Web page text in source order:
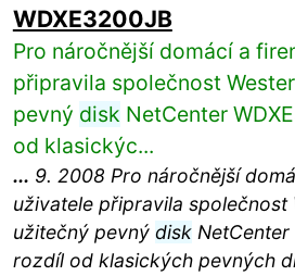
WDXE3200JB
Pro náročnější domácí a
připravila společnost
pevný disk NetCenter
od klasickýc...
... 9. 2008 Pro náročnější
uživatele připravila společnost
užitečný pevný diskNetCenter
rozdíl od klasických pevných